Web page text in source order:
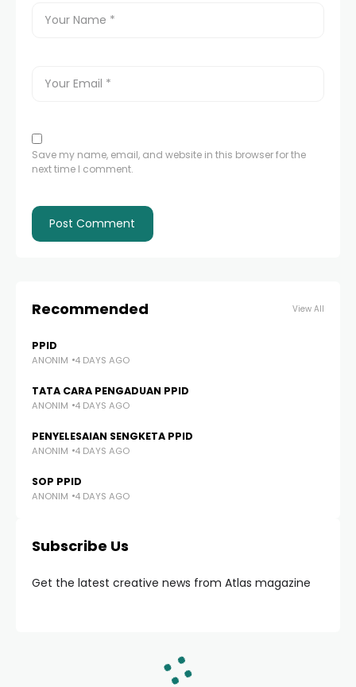
Save my name, email, and website in this browser for the
next time I comment.
Recommended View All
PPID
ANONIM 4 DAYS AGO
TATA CARA PENGADUAN PPID
ANONIM 4 DAYS AGO
PENYELESAIAN SENGKETA PPID
ANONIM 4 DAYS AGO
SOP PPID
ANONIM 4 DAYS AGO
Subscribe Us
Get the latest creative news from Atlas magazine